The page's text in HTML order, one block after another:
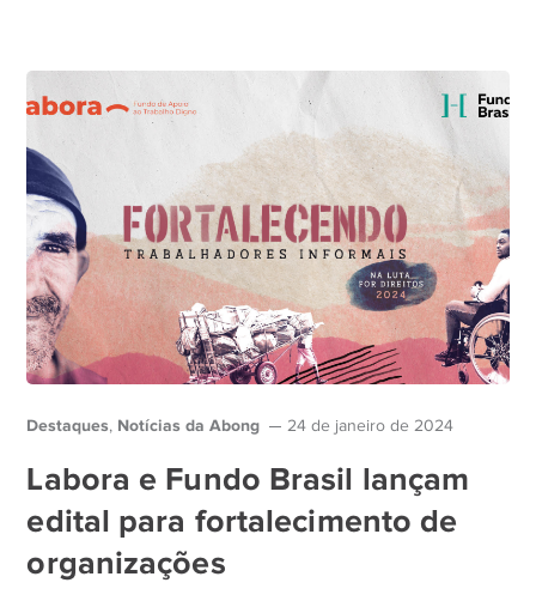
Destaques, Notícias da Abong 24 de janeiro de 2024
Labora e Fundo Brasil lançam
edital para fortalecimento de
organizações